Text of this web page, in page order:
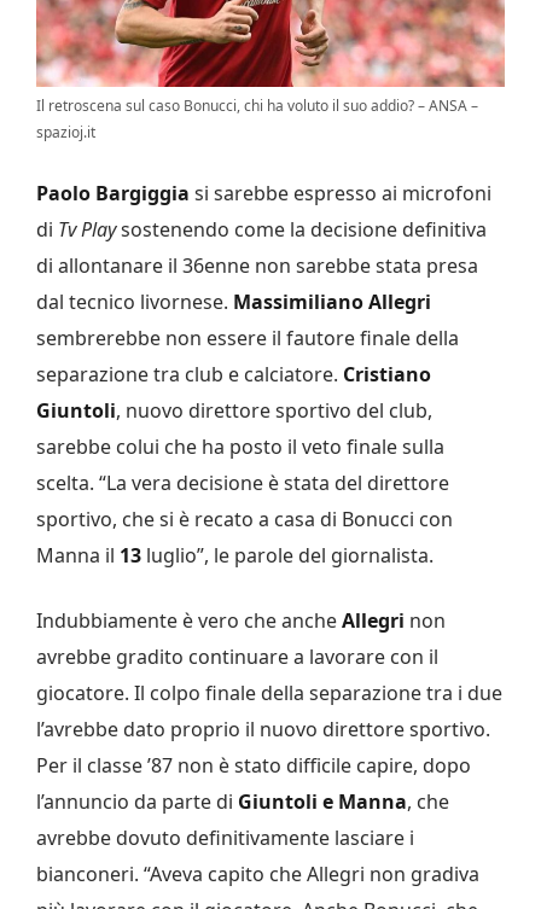
Il retroscena sul caso Bonucci, chi ha voluto il suo addio? – ANSA –
spazioj.it
Paolo Bargiggia si sarebbe espresso ai microfoni
di Tv Playsostenendo come la decisione definitiva
di allontanare il 36enne non sarebbe stata presa
dal tecnico livornese. Massimiliano Allegri
sembrerebbe non essere il fautore finale della
separazione tra club e calciatore. Cristiano
Giuntoli, nuovo direttore sportivo del club,
sarebbe colui che ha posto il veto finale sulla
scelta. “La vera decisione è stata del direttore
sportivo, che si è recato a casa di Bonucci con
Manna il 13 luglio”, le parole del giornalista.
Indubbiamente è vero che ancheAllegri non
avrebbe gradito continuare a lavorare con il
giocatore. Il colpo finale della separazione tra i due
l’avrebbe dato proprio il nuovo direttore sportivo.
Per il classe ’87 non è stato difficile capire, dopo
l’annuncio da parte di Giuntoli e Manna, che
avrebbe dovuto definitivamente lasciare i
bianconeri. “Aveva capito che Allegri non gradiva